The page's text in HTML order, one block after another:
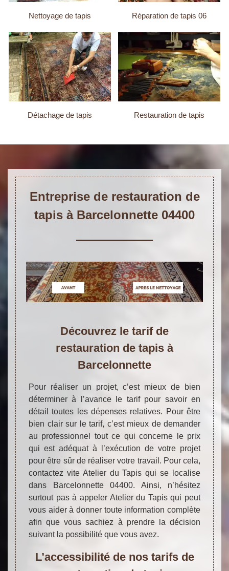
Nettoyage de tapis Réparation de tapis 06
Détachage de tapis Restauration de tapis
Entreprise de restauration de
tapis à Barcelonnette 04400
Découvrez le tarif de
restauration de tapis à
Barcelonnette
Pour réaliser un projet, c’est mieux de bien
déterminer à l’avance le tarif pour savoir en
détail toutes les dépenses relatives. Pour être
bien clair sur le tarif, c’est mieux de demander
au professionnel tout ce qui concerne le prix
qui est adéquat à l’exécution de votre projet
pour être sûr de réaliser votre travail. Pour cela,
contactez vite Atelier du Tapis qui se localise
dans Barcelonnette 04400. Ainsi, n’hésitez
surtout pas à appeler Atelier du Tapis qui peut
vous aider à donner toute information complète
afin que vous sachiez à prendre la décision
suivant la possibilité que vous avez.
L’accessibilité de nos tarifs de